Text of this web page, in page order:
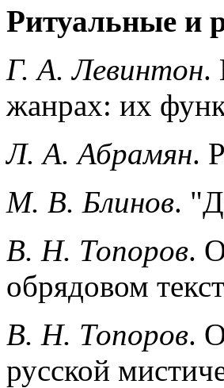
Ритуальные и
Г. А. Левинтон.
жанрах: их
Л. А. Абрамян.
М. В. Блинов.
B. Н. Топоров.
обрядовом
В. Н. Топоров.
русской